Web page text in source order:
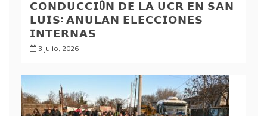
𝗖𝗢𝗡𝗗𝗨𝗖𝗖𝗜Ó𝗡 𝗗𝗘 𝗟𝗔 𝗨𝗖𝗥 𝗘𝗡 𝗦𝗔𝗡
𝗟𝗨𝗜𝗦: 𝗔𝗡𝗨𝗟𝗔𝗡 𝗘𝗟𝗘𝗖𝗖𝗜𝗢𝗡𝗘𝗦
𝗜𝗡𝗧𝗘𝗥𝗡𝗔𝗦
3 julio, 2026